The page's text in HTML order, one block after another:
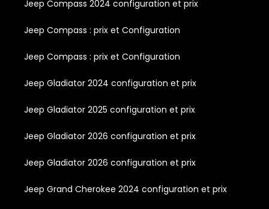
Jeep Compass 2024 configuration et prix
Jeep Compass : prix et Configuration
Jeep Compass : prix et Configuration
Jeep Gladiator 2024 configuration et prix
Jeep Gladiator 2025 configuration et prix
Jeep Gladiator 2026 configuration et prix
Jeep Gladiator 2026 configuration et prix
Jeep Grand Cherokee 2024 configuration et prix